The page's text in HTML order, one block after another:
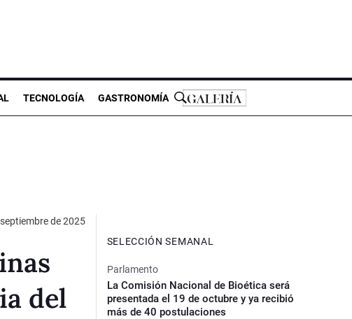
TECNOLOGÍA GASTRONOMÍA
de 2025
del
SELECCIÓN SEMANAL
Parlamento
La Comisión Nacional de Bioética será
presentada el 19 de octubre y ya recibió
más de 40 postulaciones